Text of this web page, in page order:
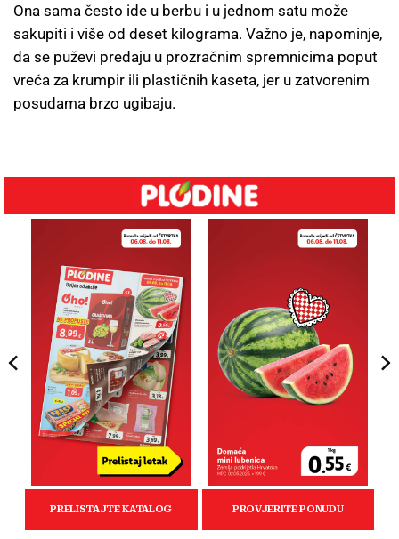
Ona sama često ide u berbu i u jednom satu može
sakupiti i više od deset kilograma. Važno je, napominje,
da se puževi predaju u prozračnim spremnicima poput
vreća za krumpir ili plastičnih kaseta, jer u zatvorenim
posudama brzo ugibaju.